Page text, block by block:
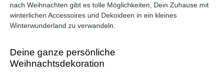
nach Weihnachten gibt es tolle Möglichkeiten, Dein Zuhause mit
winterlichen Accessoires und Dekoideen in ein kleines
Winterwunderland zu verwandeln.
Deine ganze persönliche
Weihnachtsdekoration